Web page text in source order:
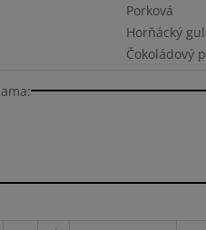
Porková
Horňácký
Čokoládový